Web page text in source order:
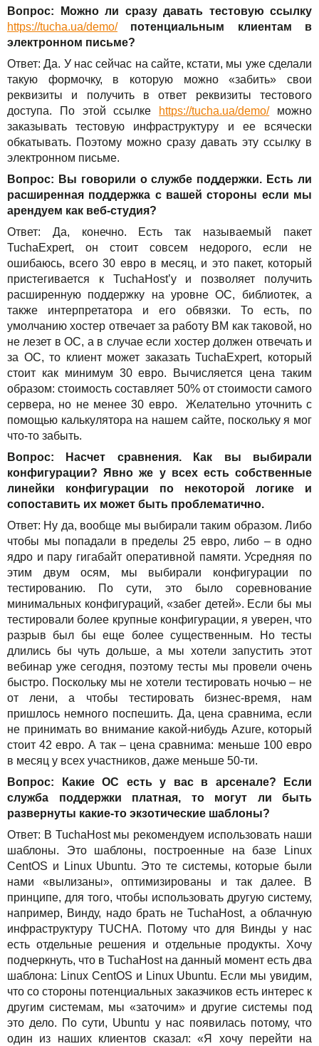
Вопрос: Можно ли сразу давать тестовую ссылку
https://tucha.ua/demo/потенциальным клиентам в
электронном письме?
Ответ: Да. У нас сейчас на сайте, кстати, мы уже сделали
такую формочку, в которую можно «забить» свои
реквизиты и получить в ответ реквизиты тестового
доступа. По этой ссылке
https://tucha.ua/demo/можно
заказывать тестовую инфраструктуру и ее всячески
обкатывать. Поэтому можно сразу давать эту ссылку в
электронном письме.
Вопрос: Вы говорили о службе поддержки. Есть ли
расширенная поддержка с вашей стороны если мы
арендуем как веб-студия?
Ответ: Да, конечно. Есть так называемый пакет
TuchaExpert, он стоит совсем недорого, если не
ошибаюсь, всего 30 евро в месяц, и это пакет, который
пристегивается к TuchaHost’у и позволяет получить
расширенную поддержку на уровне ОС, библиотек, а
также интерпретатора и его обвязки. То есть, по
умолчанию хостер отвечает за работу ВМ как таковой, но
не лезет в ОС, а в случае если хостер должен отвечать и
за ОС, то клиент может заказать TuchaExpert, который
стоит как минимум 30 евро. Вычисляется цена таким
образом: стоимость составляет 50% от стоимости самого
сервера, но не менее 30 евро. Желательно уточнить с
помощью калькулятора на нашем сайте, поскольку я мог
что-то забыть.
Вопрос: Насчет сравнения. Как вы выбирали
конфигурации? Явно же у всех есть собственные
линейки конфигурации по некоторой логике и
сопоставить их может быть проблематично.
Ответ: Ну да, вообще мы выбирали таким образом. Либо
чтобы мы попадали в пределы 25 евро, либо – в одно
ядро и пару гигабайт оперативной памяти. Усредняя по
этим двум осям, мы выбирали конфигурации по
тестированию. По сути, это было соревнование
минимальных конфигураций, «забег детей». Если бы мы
тестировали более крупные конфигурации, я уверен, что
разрыв был бы еще более существенным. Но тесты
длились бы чуть дольше, а мы хотели запустить этот
вебинар уже сегодня, поэтому тесты мы провели очень
быстро. Поскольку мы не хотели тестировать ночью – не
от лени, а чтобы тестировать бизнес-время, нам
пришлось немного поспешить. Да, цена сравнима, если
не принимать во внимание какой-нибудь Azure, который
стоит 42 евро. А так – цена сравнима: меньше 100 евро
в месяц у всех участников, даже меньше 50-ти.
Вопрос: Какие ОС есть у вас в арсенале? Если
служба поддержки платная, то могут ли быть
развернуты какие-то экзотические шаблоны?
Ответ: В TuchaHost мы рекомендуем использовать наши
шаблоны. Это шаблоны, построенные на базе Linux
CentOS и Linux Ubuntu. Это те системы, которые были
нами «вылизаны», оптимизированы и так далее. В
принципе, для того, чтобы использовать другую систему,
например, Винду, надо брать не TuchaHost, а облачную
инфраструктуру TUCHA. Потому что для Винды у нас
есть отдельные решения и отдельные продукты. Хочу
подчеркнуть, что в TuchaHost на данный момент есть два
шаблона: Linux CentOS и Linux Ubuntu. Если мы увидим,
что со стороны потенциальных заказчиков есть интерес к
другим системам, мы «заточим» и другие системы под
это дело. По сути, Ubuntu у нас появилась потому, что
один из наших клиентов сказал: «Я хочу перейти на